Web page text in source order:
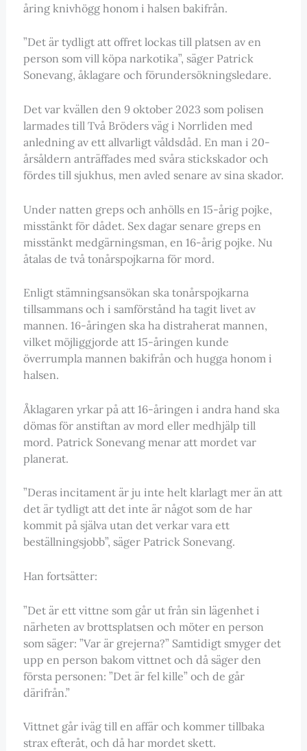
åring knivhögg honom i halsen bakifrån.
”Det är tydligt att offret lockas till platsen av en
person som vill köpa narkotika”, säger Patrick
Sonevang, åklagare och förundersökningsledare.
Det var kvällen den 9 oktober 2023 som polisen
larmades till Två Bröders väg i Norrliden med
anledning av ett allvarligt våldsdåd. En man i 20-
årsåldern anträffades med svåra stickskador och
fördes till sjukhus, men avled senare av sina skador.
Under natten greps och anhölls en 15-årig pojke,
misstänkt för dådet. Sex dagar senare greps en
misstänkt medgärningsman, en 16-årig pojke. Nu
åtalas de två tonårspojkarna för mord.
Enligt stämningsansökan ska tonårspojkarna
tillsammans och i samförstånd ha tagit livet av
mannen. 16-åringen ska ha distraherat mannen,
vilket möjliggjorde att 15-åringen kunde
överrumpla mannen bakifrån och hugga honom i
halsen.
Åklagaren yrkar på att 16-åringen i andra hand ska
dömas för anstiftan av mord eller medhjälp till
mord. Patrick Sonevang menar att mordet var
planerat.
”Deras incitament är ju inte helt klarlagt mer än att
det är tydligt att det inte är något som de har
kommit på själva utan det verkar vara ett
beställningsjobb”, säger Patrick Sonevang.
Han fortsätter:
”Det är ett vittne som går ut från sin lägenhet i
närheten av brottsplatsen och möter en person
som säger: ”Var är grejerna?” Samtidigt smyger det
upp en person bakom vittnet och då säger den
första personen: ”Det är fel kille” och de går
därifrån.”
Vittnet går iväg till en affär och kommer tillbaka
strax efteråt, och då har mordet skett.